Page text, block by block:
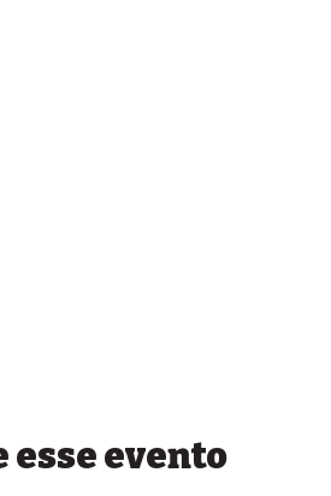
evento